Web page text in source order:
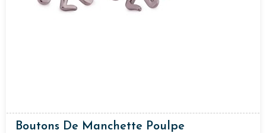
Boutons De Manchette Poulpe